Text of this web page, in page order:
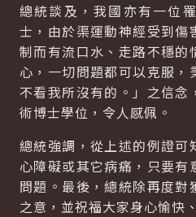
總統談及，我國亦有一位
士，由於渠運動神經受到傷
制而有流口水、走路不穩的
心，一切問題都可以克服，
不看我所沒有的。」之信
術博士學位，令人感佩。
總統強調，從上述的例證可
心障礙或其它病痛，只要有
問題。最後，總統除再度對
之意，並祝福大家身心愉快